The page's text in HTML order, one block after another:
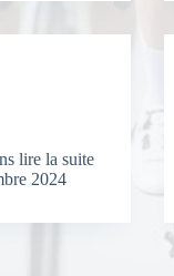
lire la suite
2024